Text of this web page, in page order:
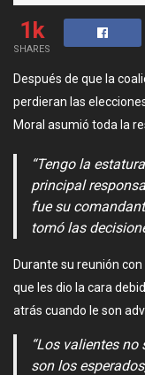
1k
SHARES
Después de que la
perdieran las
Moral asumió toda la
“Tengo la
principal
fue su
tomó las
Durante su reunión
que les dio la cara
atrás cuando le son
“Los valientes
son los